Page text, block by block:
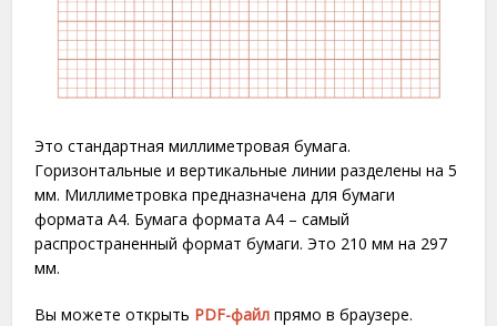
Это стандартная миллиметровая бумага.
Горизонтальные и вертикальные линии разделены на 5
мм. Миллиметровка предназначена для бумаги
формата A4. Бумага формата А4 – самый
распространенный формат бумаги. Это 210 мм на 297
мм.
Вы можете открыть PDF-файл прямо в браузере.